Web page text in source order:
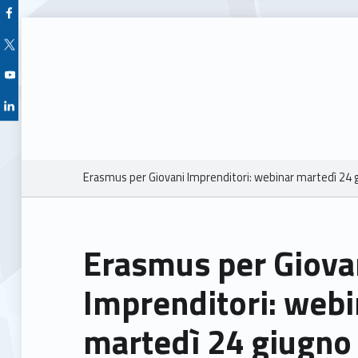
Facebook Unioncamere Veneto
Twitter Unioncamere Veneto
Youtube Unioncamere Veneto
Linkedin Unioncamere Veneto
Breadcrumbs navigation
Erasmus per Giovani Imprenditori: webinar martedì 24
Erasmus per
Imprenditori:
martedì 24